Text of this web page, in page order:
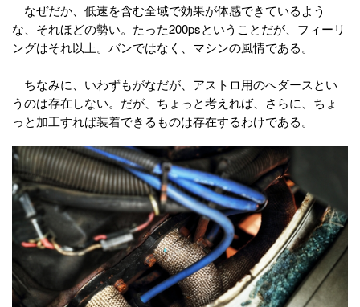
なぜだか、低速を含む全域で効果が体感できているよう
な、それほどの勢い。たった200psということだが、フィーリ
ングはそれ以上。バンではなく、マシンの風情である。
ちなみに、いわずもがなだが、アストロ用のへダースとい
うのは存在しない。だが、ちょっと考えれば、さらに、ちょ
っと加工すれば装着できるものは存在するわけである。